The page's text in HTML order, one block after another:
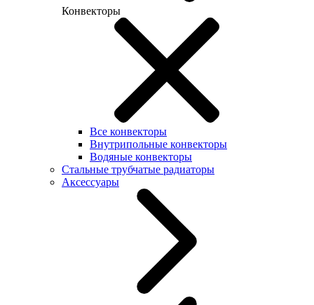
Конвекторы
Все конвекторы
Внутрипольные конвекторы
Водяные конвекторы
Стальные трубчатые радиаторы
Аксессуары